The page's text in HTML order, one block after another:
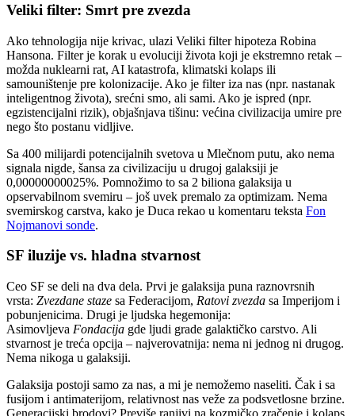
Veliki filter: Smrt pre zvеzda
Ako tehnologija nije krivac, ulazi Veliki filter hipoteza Robina
Hansona. Filter je korak u evoluciji života koji je ekstremno retak –
možda nuklearni rat, AI katastrofa, klimatski kolaps ili
samouništenje pre kolonizacije. Ako je filter iza nas (npr. nastanak
inteligentnog života), srećni smo, ali sami. Ako je ispred (npr.
egzistencijalni rizik), objašnjava tišinu: većina civilizacija umire pre
nego što postanu vidljive.
Sa 400 milijardi potencijalnih svetova u Mlečnom putu, ako nema
signala nigde, šansa za civilizaciju u drugoj galaksiji je
0,00000000025%. Pomnožimo to sa 2 biliona galaksija u
opservabilnom svemiru – još uvek premalo za optimizam. Nema
svemirskog carstva, kako je Duca rekao u komentaru teksta Fon
Nojmanovi sonde.
SF iluzije vs. hladna stvarnost
Ceo SF se deli na dva dela. Prvi je galaksija puna raznovrsnih
vrsta: Zvezdane staze sa Federacijom, Ratovi zvezda sa Imperijom i
pobunjenicima. Drugi je ljudska hegemonija:
Asimovljeva Fondacija gde ljudi grade galaktičko carstvo. Ali
stvarnost je treća opcija – najverovatnija: nema ni jednog ni drugog.
Nema nikoga u galaksiji.
Galaksija postoji samo za nas, a mi je nemožemo naseliti. Čak i sa
fusijom i antimaterijom, relativnost nas veže za podsvetlosne brzine.